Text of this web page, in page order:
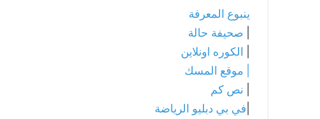
ينبوع المعرفة
صحيفة حالة
الكوره اونلاين
موقع المسك
نص كم
في بي دبليو الرياضة